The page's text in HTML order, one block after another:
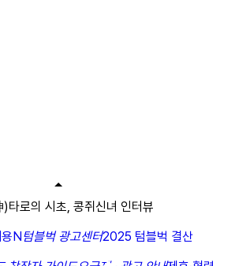
N텀블벅 광고센터2025 텀블벅 결산
타로의 시초, 콩쥐신녀 인터뷰